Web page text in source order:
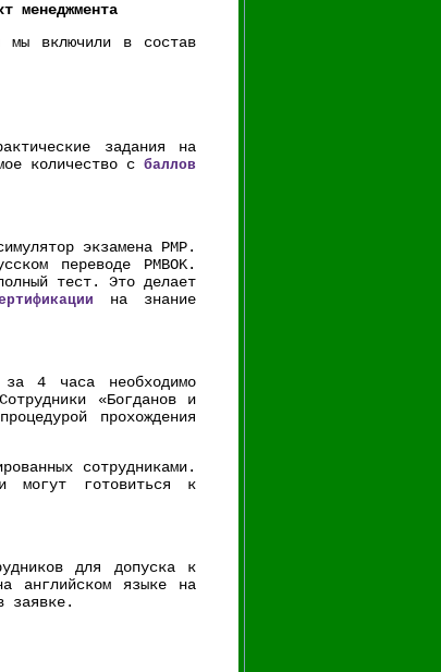
менеджмента
мы включили в состав
задания на
количество с баллов
экзамена PMP.
переводе PMBOK.
тест. Это делает
на знание
за 4 часа необходимо
«Богданов и
прохождения
сотрудниками.
могут готовиться к
для допуска к
английском языке на
заявке.